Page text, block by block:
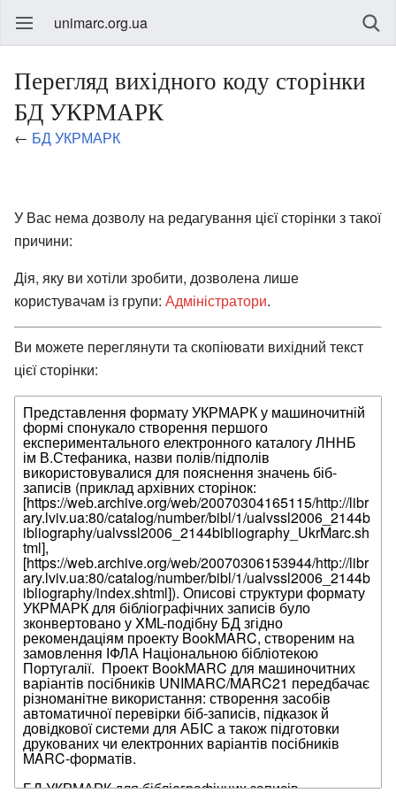
unimarc.org.ua
Перегляд вихідного коду сторінки
БД УКРМАРК
← БД УКРМАРК
У Вас нема дозволу на редагування цієї сторінки з такої
причини:
Дія, яку ви хотіли зробити, дозволена лише
користувачам із групи: Адміністратори.
Ви можете переглянути та скопіювати вихідний текст
цієї сторінки: